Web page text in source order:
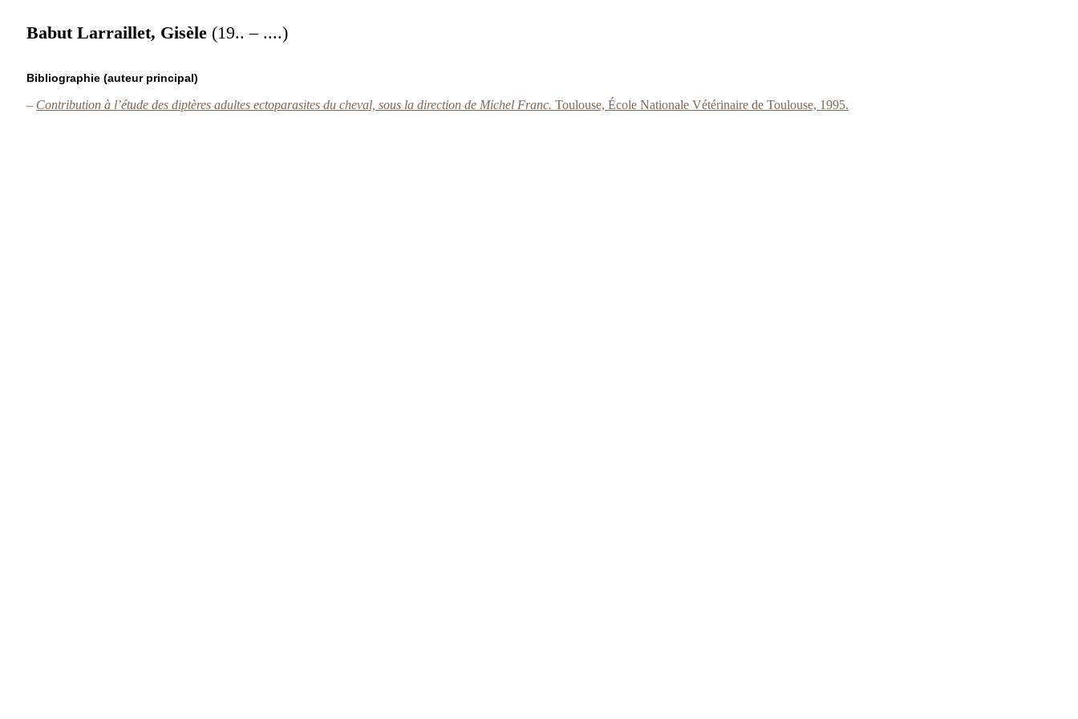
Babut Larraillet, Gisèle (19.. – ....)
Bibliographie (auteur principal)
– Contribution à l’étude des diptères adultes ectoparasites du cheval, sous la direction de Michel Franc. Toulouse, École Nationale Vétérinaire de Toulouse, 1995.